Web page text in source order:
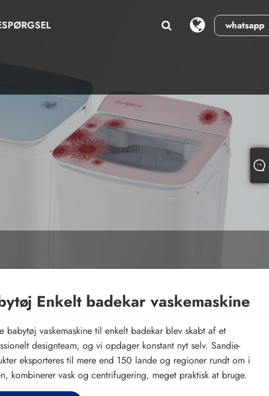
whatsapp
Enkelt badekar vaskemaskine
babytøj vaskemaskine til enkelt badekar blev skabt af et
designteam, og vi opdager konstant nyt selv. Sandie-
eksporteres til mere end 150 lande og regioner rundt om i
kombinerer vask og centrifugering, meget praktisk at bruge.